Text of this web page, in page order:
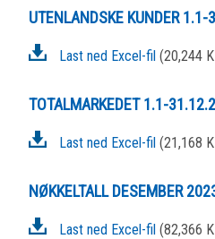
UTENLANDSKE KUNDER
Last ned Excel-fil (20,244
TOTALMARKEDET 1.1-
Last ned Excel-fil (21,168
NØKKELTALL DESEMBER
Last ned Excel-fil (82,366